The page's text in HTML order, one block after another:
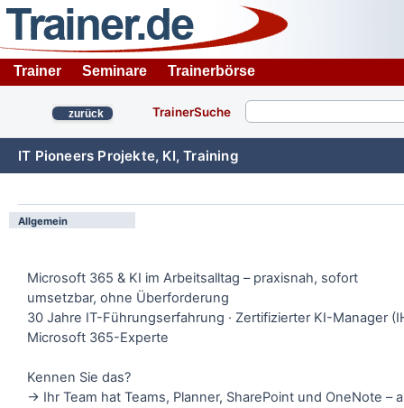
Trainer Seminare Trainerbörse
zurück TrainerSuche
IT Pioneers Projekte, KI, Training
Allgemein
Microsoft 365 & KI im Arbeitsalltag – praxisnah, sofort
umsetzbar, ohne Überforderung
30 Jahre IT-Führungserfahrung · Zertifizierter KI-Manager
Microsoft 365-Experte
Kennen Sie das?
→ Ihr Team hat Teams, Planner, SharePoint und OneNote –